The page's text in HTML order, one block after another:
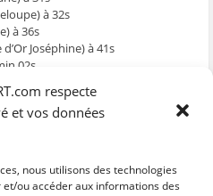
respecte
et vos données
nous utilisons des technologies
ou accéder aux informations des
à 32s
à 36s
Joséphine) à 41s
02s
1min 05s
14s
27s
à 1min 38s
1min 53s